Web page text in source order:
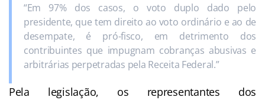
“Em 97% dos casos, o voto duplo dado pelo
presidente, que tem direito ao voto ordinário e ao de
desempate, é pró-fisco, em detrimento dos
contribuintes que impugnam cobranças abusivas e
arbitrárias perpetradas pela Receita Federal.”
Pela legislação, os representantes dos